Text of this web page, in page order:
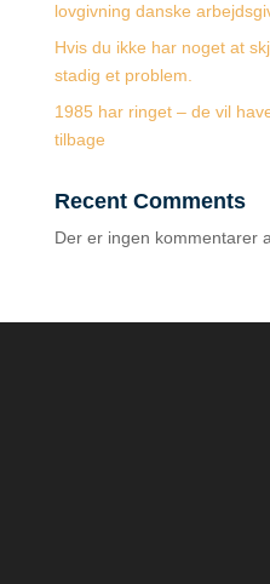
lovgivning danske
Hvis du ikke har noget at
stadig et problem.
1985 har ringet – de vil
tilbage
Recent Comments
Der er ingen kommentarer